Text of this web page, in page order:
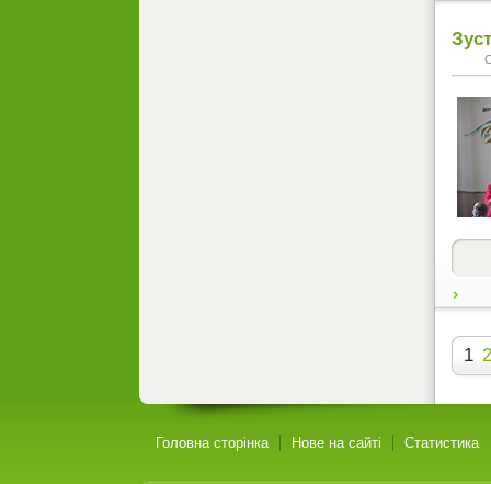
1 2
Головна сторінка Нове на сайті Статистика